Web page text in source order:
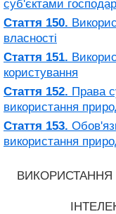
суб'єктами
Стаття 150.
власності
Стаття 151.
користування
Стаття 152. Права
використання
Стаття 153.
використання
ВИКОРИСТАННЯ